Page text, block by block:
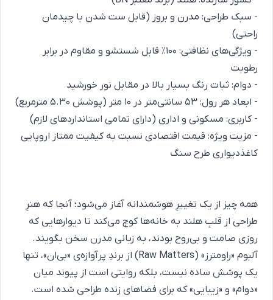
- سبک طراحی: مدرن و بروز (قابل ست شدن با چیدمان
راحتی)
- ویژگی‌های نظافتی: ۱۰۰٪ قابل شستشو و مقاوم در برابر
رطوبت
- دوام: ثبات رنگ بسیار بالا در مقابل نور خورشید
- ابعاد هر رول: ۵۳ سانتی‌متر در ۱۰ متر (پوشش ۵.۳۰ مترمربع)
- کاربری: مسکونی و اداری (دارای تمامی استانداردهای لازم)
- مزیت ویژه: قیمت اقتصادی نسبت به کیفیت ممتاز اروپایی
کاغذدیواری طرح سنگ
همه چیز از یک تغییرِ هوشمندانه آغاز می‌شود؛ آنجا که هنرِ
طراحی از قلبِ هلند به خانه‌ها کوچ می‌کند تا دیوارهایی که
روزی صامت و بی‌روح بودند، به زبانی مدرن سخن بگویند.
آلبوم «راومترز» (Raw Matters) از برندِ پرآوازه‌ی «بی‌ان»، تنها
یک پوشش ساده نیست، بلکه روایتی است از پیوند میان
«دوام» و «زیبایی» که برای فضاهای زنده طراحی شده است.